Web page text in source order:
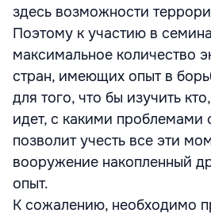
здесь возможности
Поэтому к участию в
максимальное количество
стран, имеющих опыт в
для того, что бы изучить
идет, с какими проблемами
позволит учесть все эти
вооружение накопленный
опыт.
К сожалению, необходимо